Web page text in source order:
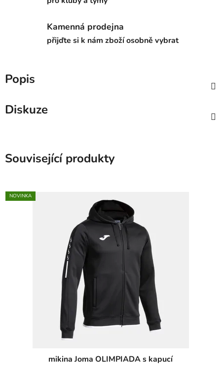
Kamenná prodejna
přijďte si k nám zboží osobně vybrat
Popis
Diskuze
Související produkty
NOVINKA
mikina Joma OLIMPIADA s kapucí